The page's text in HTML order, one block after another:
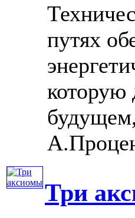
путях
которую
Три